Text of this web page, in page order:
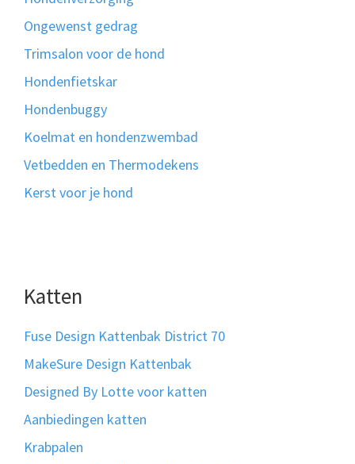
Ongewenst gedrag
Trimsalon voor de hond
Hondenfietskar
Hondenbuggy
Koelmat en hondenzwembad
Vetbedden en Thermodekens
Kerst voor je hond
Katten
Fuse Design Kattenbak District 70
MakeSure Design Kattenbak
Designed By Lotte voor katten
Aanbiedingen katten
Krabpalen